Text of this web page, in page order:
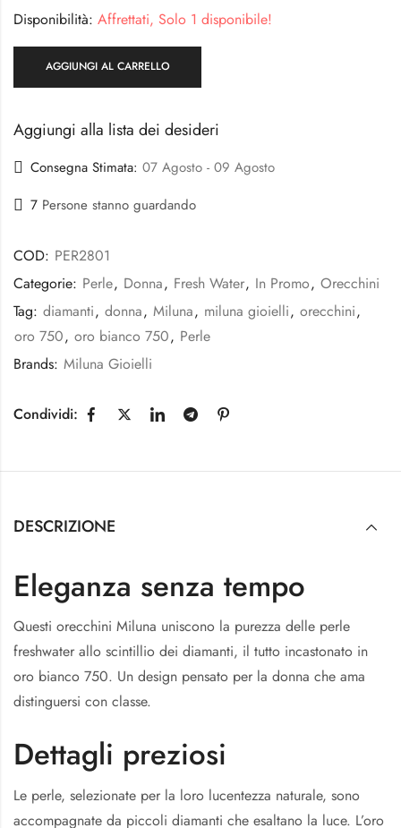
Disponibilità: Affrettati, Solo 1 disponibile!
AGGIUNGI AL CARRELLO
Aggiungi alla lista dei desideri
Consegna Stimata: 07 Agosto - 09 Agosto
7 Persone stanno guardando
COD: PER2801
Categorie: Perle, Donna, Fresh Water, In Promo, Orecchini
Tag: diamanti, donna, Miluna, miluna gioielli, orecchini,
oro 750, oro bianco 750, Perle
Brands: Miluna Gioielli
Condividi:
DESCRIZIONE
Eleganza senza tempo
Questi orecchini Miluna uniscono la purezza delle perle
freshwater allo scintillio dei diamanti, il tutto incastonato in
oro bianco 750. Un design pensato per la donna che ama
distinguersi con classe.
Dettagli preziosi
Le perle, selezionate per la loro lucentezza naturale, sono
accompagnate da piccoli diamanti che esaltano la luce. L’oro